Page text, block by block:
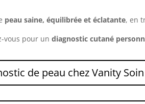
peau saine, équilibrée et éclatante, en
vous pour undiagnostic cutané
de peau chez Vanity Soin